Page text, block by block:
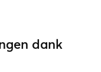
dank